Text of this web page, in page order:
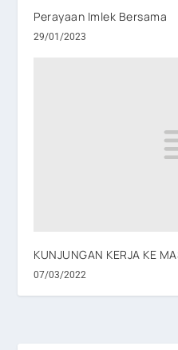
Perayaan Imlek Bersama
29/01/2023
KUNJUNGAN KERJA KE
07/03/2022